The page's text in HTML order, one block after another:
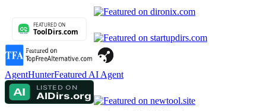
AgentHunterFeatured AI Agent